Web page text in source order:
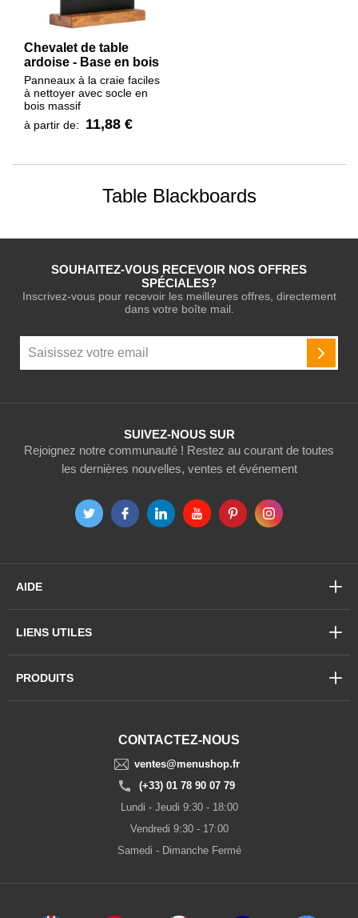
Chevalet de table
ardoise - Base en bois
Panneaux à la craie faciles
à nettoyer avec socle en
bois massif
à partir de:
11,88 €
Table Blackboards
SUIVEZ-NOUS SUR
Rejoignez notre communauté ! Restez au courant de toutes
les dernières nouvelles, ventes et événement
SOUHAITEZ-VOUS RECEVOIR NOS OFFRES
SPÉCIALES?
Inscrivez-vous pour recevoir les meilleures offres, directement
dans votre boîte mail.
notre
CONTACTEZ-NOUS
ventes@menushop.fr
(+33) 01 78 90 07 79
Lundi - Jeudi 9:30 - 18:00
Vendredi 9:30 - 17:00
Samedi - Dimanche Fermé
AIDE
LIENS UTILES
PRODUITS